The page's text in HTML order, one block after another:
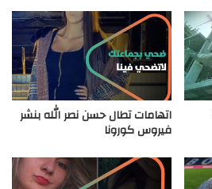
اتهامات تطال حسن نصر الله بنشر
فيروس كورونا